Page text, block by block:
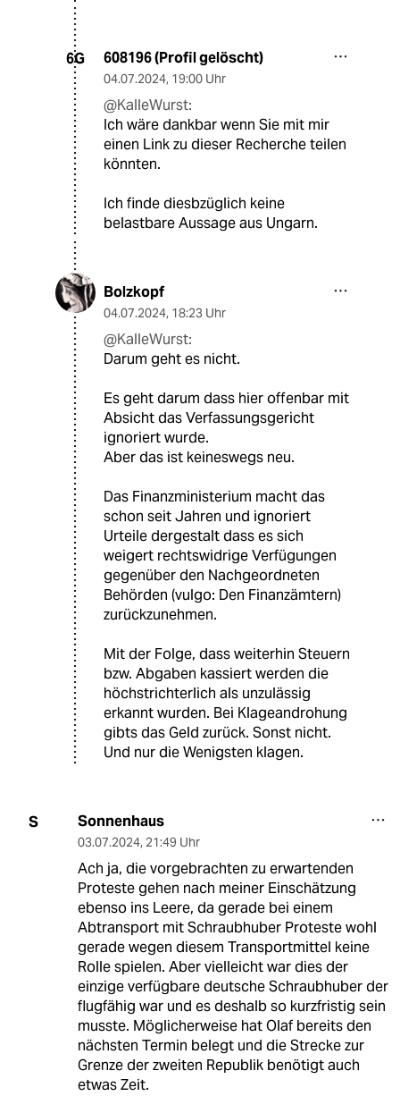
6G 608196 (Profil gelöscht)
04.07.2024, 19:00 Uhr
@KalleWurst:
Ich wäre dankbar wenn Sie mit mir
einen Link zu dieser Recherche teilen
könnten.
Ich finde diesbzüglich keine
belastbare Aussage aus Ungarn.
Bolzkopf
04.07.2024, 18:23 Uhr
@KalleWurst:
Darum geht es nicht.
Es geht darum dass hier offenbar mit
Absicht das Verfassungsgericht
ignoriert wurde.
Aber das ist keineswegs neu.
Das Finanzministerium macht das
schon seit Jahren und ignoriert
Urteile dergestalt dass es sich
weigert rechtswidrige Verfügungen
gegenüber den Nachgeordneten
Behörden (vulgo: Den Finanzämtern)
zurückzunehmen.
Mit der Folge, dass weiterhin Steuern
bzw. Abgaben kassiert werden die
höchstrichterlich als unzulässig
erkannt wurden. Bei Klageandrohung
gibts das Geld zurück. Sonst nicht.
Und nur die Wenigsten klagen.
S Sonnenhaus
03.07.2024, 21:49 Uhr
Ach ja, die vorgebrachten zu erwartenden
Proteste gehen nach meiner Einschätzung
ebenso ins Leere, da gerade bei einem
Abtransport mit Schraubhuber Proteste wohl
gerade wegen diesem Transportmittel keine
Rolle spielen. Aber vielleicht war dies der
einzige verfügbare deutsche Schraubhuber der
flugfähig war und es deshalb so kurzfristig sein
musste. Möglicherweise hat Olaf bereits den
nächsten Termin belegt und die Strecke zur
Grenze der zweiten Republik benötigt auch
etwas Zeit.